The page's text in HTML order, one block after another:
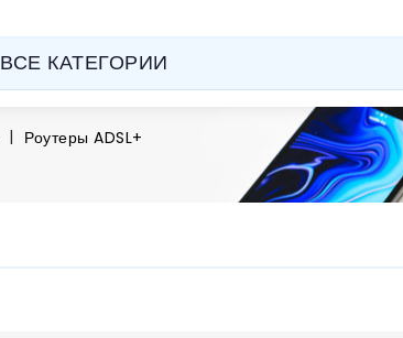
ВСЕ КАТЕГОРИИ
Роутеры ADSL+